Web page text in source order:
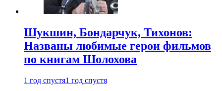
Шукшин, Бондарчук, Тихонов:
Названы любимые герои фильмов
по книгам Шолохова
1 год спустя1 год спустя